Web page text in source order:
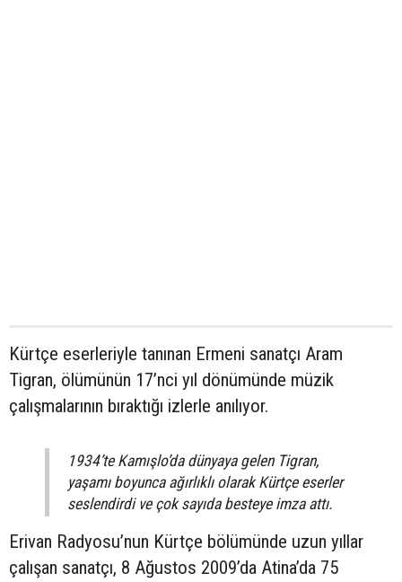
Kürtçe eserleriyle tanınan Ermeni sanatçı Aram
Tigran, ölümünün 17’nci yıl dönümünde müzik
çalışmalarının bıraktığı izlerle anılıyor.
1934’te Kamışlo’da dünyaya gelen Tigran,
yaşamı boyunca ağırlıklı olarak Kürtçe eserler
seslendirdi ve çok sayıda besteye imza attı.
Erivan Radyosu’nun Kürtçe bölümünde uzun yıllar
çalışan sanatçı, 8 Ağustos 2009’da Atina’da 75